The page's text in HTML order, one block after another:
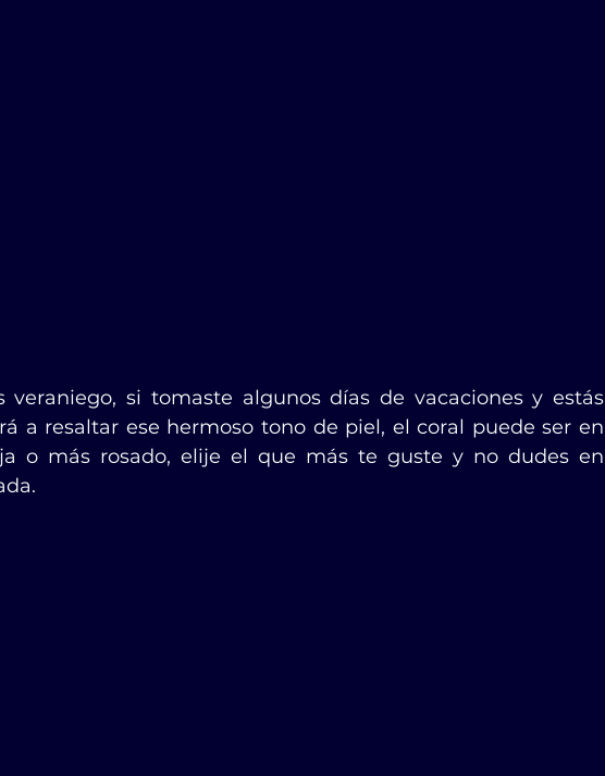
veraniego, si tomaste algunos días de vacaciones y estás
a resaltar ese hermoso tono de piel, el coral puede ser en
o más rosado, elije el que más te guste y no dudes en